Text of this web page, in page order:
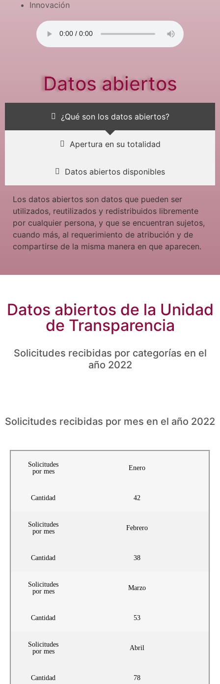
Innovación
Datos abiertos
¿Qué son los datos abiertos?
Apertura en su totalidad
Datos abiertos disponibles
Los datos abiertos son datos que pueden ser
utilizados, reutilizados y redistribuidos libremente
por cualquier persona, y que se encuentran sujetos,
cuando más, al requerimiento de atribución y de
compartirse de la misma manera en que aparecen.
Datos abiertos de la Unidad
de Transparencia
Solicitudes recibidas por categorías en el
año 2022
Solicitudes recibidas por mes en el año 2022
Solicitudes
por mes
Enero
Cantidad 42
Solicitudes
por mes
Febrero
Cantidad 38
Solicitudes
por mes
Marzo
Cantidad 53
Solicitudes
por mes
Abril
Cantidad 78